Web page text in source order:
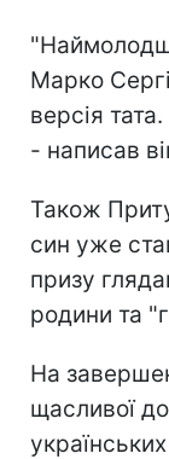
Марко
версія
- написав
Також
син уже
призу
родини та
На
щасливої